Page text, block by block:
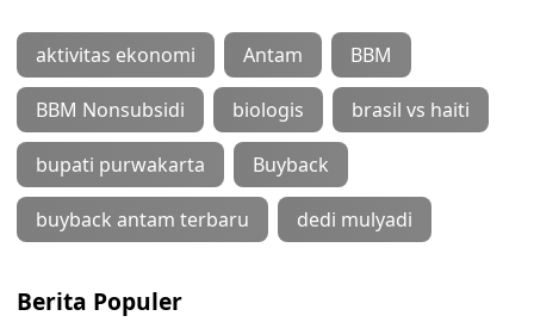
aktivitas ekonomi Antam BBM
BBM Nonsubsidi biologis brasil vs haiti
bupati purwakarta Buyback
buyback antam terbaru dedi mulyadi
Berita Populer